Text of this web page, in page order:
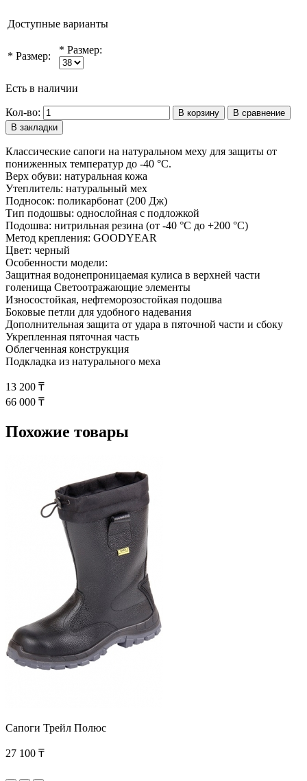
Доступные варианты
* Размер:
* Размер:
Есть в наличии
Кол-во: В корзину
В сравнение
В закладки
Классические сапоги на натуральном меху для защиты от
пониженных температур до -40 °C.
Верх обуви: натуральная кожа
Утеплитель: натуральный мех
Подносок: поликарбонат (200 Дж)
Тип подошвы: однослойная с подложкой
Подошва: нитрильная резина (от -40 °C до +200 °C)
Метод крепления: GOODYEAR
Цвет: черный
Особенности модели:
Защитная водонепроницаемая кулиса в верхней части
голенища Светоотражающие элементы
Износостойкая, нефтеморозостойкая подошва
Боковые петли для удобного надевания
Дополнительная защита от удара в пяточной части и сбоку
Укрепленная пяточная часть
Облегченная конструкция
Подкладка из натурального меха
13 200 ₸
66 000 ₸
Похожие товары
Сапоги Трейл Полюс
27 100 ₸